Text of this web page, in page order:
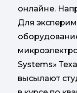
онлайне.
Для
Systems»
высылают